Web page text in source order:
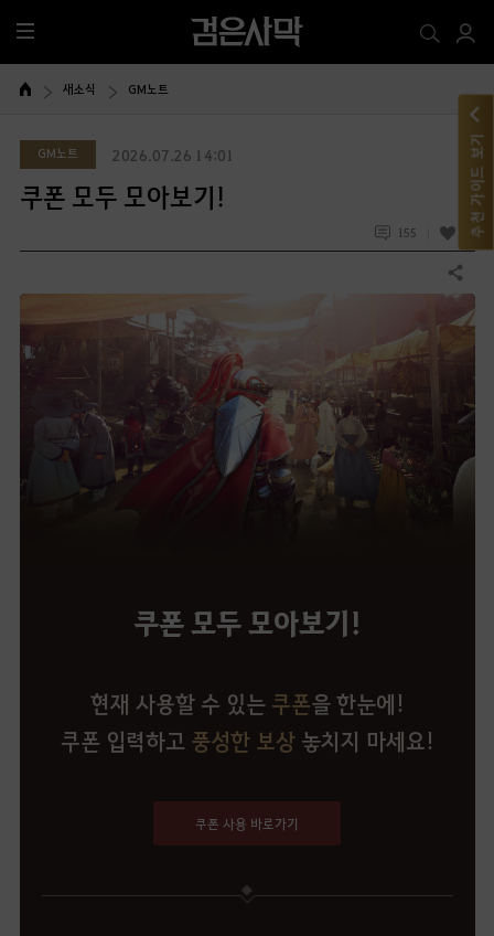
전
체
메
새소식 GM노트
GM노트 2026.07.26 14:01
쿠폰 모두 모아보기!
155 56
공유하기
쿠폰 모두 모아보기!
현재 사용할 수 있는 쿠폰을 한눈에!
쿠폰 입력하고 풍성한 보상 놓치지 마세요!
쿠폰 사용 바로가기
추천 가이드 보기